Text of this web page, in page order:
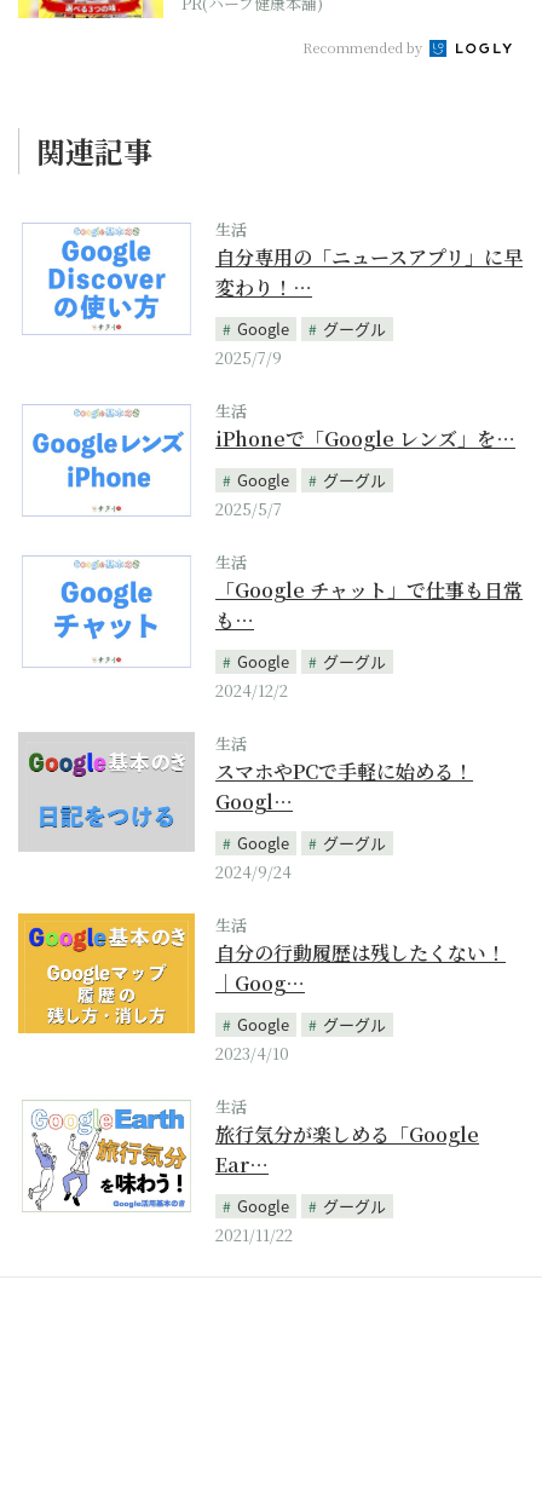
Recommended by
関連記事
生活
自分専用の「ニュースアプリ」に早
変わり！…
Google
グーグル
2025/7/9
生活
iPhoneで「Google レンズ」を…
Google
グーグル
2025/5/7
生活
「Google チャット」で仕事も日常
も…
Google
グーグル
2024/12/2
生活
スマホやPCで手軽に始める！
Googl…
Google
グーグル
2024/9/24
生活
自分の行動履歴は残したくない！
｜Goog…
Google
グーグル
2023/4/10
生活
旅行気分が楽しめる「Google
Ear…
Google
グーグル
2021/11/22